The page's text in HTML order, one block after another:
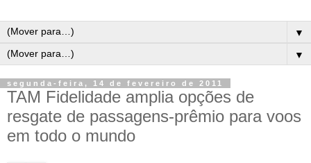
▼
▼
segunda-feira, 14 de fevereiro de 2011
TAM Fidelidade amplia opções de
resgate de passagens-prêmio para voos
em todo o mundo